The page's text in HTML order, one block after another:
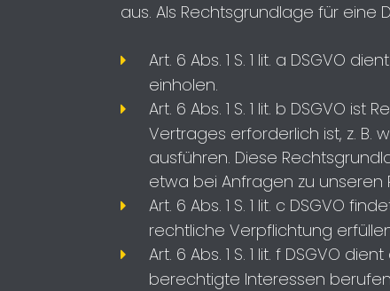
aus. Als Rechtsgrundlage für
Art. 6 Abs. 1 S. 1 lit. a DSGVO
einholen.
Art. 6 Abs. 1 S. 1 lit. b DSGVO
Vertrages erforderlich ist, z. B.
ausführen. Diese
etwa bei Anfragen zu unseren
Art. 6 Abs. 1 S. 1 lit. c DSGVO
rechtliche Verpflichtung
Art. 6 Abs. 1 S. 1 lit. f DSGVO
berechtigte Interessen